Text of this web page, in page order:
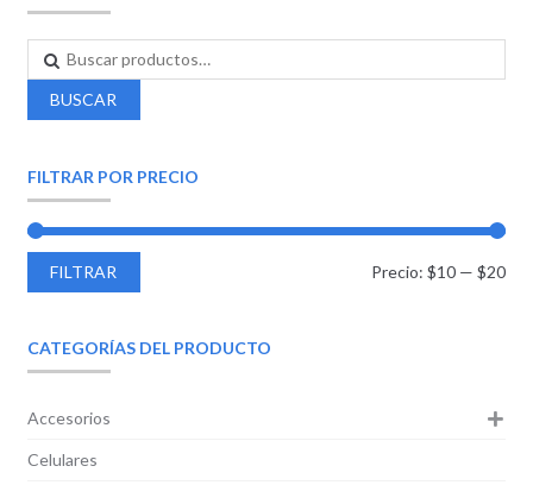
BUSCAR
FILTRAR POR PRECIO
FILTRAR Precio:$10 —$20
CATEGORÍAS DEL PRODUCTO
Accesorios
Celulares